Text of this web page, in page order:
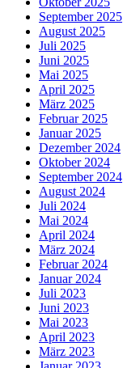
September 2025
August 2025
Juli 2025
Juni 2025
Mai 2025
April 2025
März 2025
Februar 2025
Januar 2025
Dezember 2024
Oktober 2024
September 2024
August 2024
Juli 2024
Mai 2024
April 2024
März 2024
Februar 2024
Januar 2024
Juli 2023
Juni 2023
Mai 2023
April 2023
März 2023